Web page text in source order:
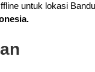
untuk lokasi